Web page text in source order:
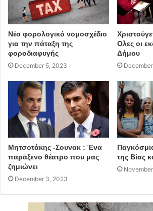
Νέο φορολογικό νομοσχέδιο
για την πάταξη της
φοροδιαφυγής
December 5, 2023
Ολες οι
Δήμου
Μητσοτάκης -Σουνακ : Ένα
παράξενο θέατρο που μας
ζημιώνει
December 3, 2023
της Βίας